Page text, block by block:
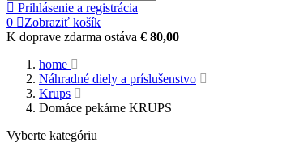
Prihlásenie a registrácia
0
Zobraziť košík
K doprave zdarma ostáva € 80,00
home
Náhradné diely a príslušenstvo
Krups
Domáce pekárne KRUPS
Vyberte kategóriu